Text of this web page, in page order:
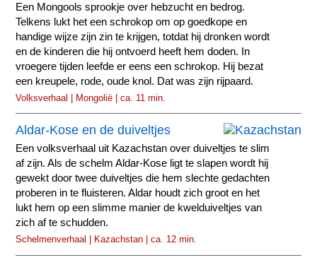
Een Mongools sprookje over hebzucht en bedrog.
Telkens lukt het een schrokop om op goedkope en
handige wijze zijn zin te krijgen, totdat hij dronken wordt
en de kinderen die hij ontvoerd heeft hem doden. In
vroegere tijden leefde er eens een schrokop. Hij bezat
een kreupele, rode, oude knol. Dat was zijn rijpaard.
Volksverhaal | Mongolië | ca. 11 min.
Aldar-Kose en de duiveltjes
Een volksverhaal uit Kazachstan over duiveltjes te slim
af zijn. Als de schelm Aldar-Kose ligt te slapen wordt hij
gewekt door twee duiveltjes die hem slechte gedachten
proberen in te fluisteren. Aldar houdt zich groot en het
lukt hem op een slimme manier de kwelduiveltjes van
zich af te schudden.
Schelmenverhaal | Kazachstan | ca. 12 min.